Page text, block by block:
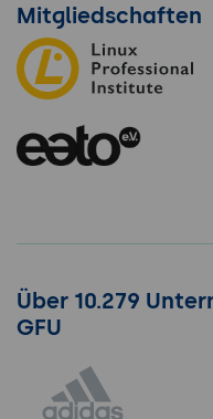
Mitgliedschaften
Über 10.279
GFU